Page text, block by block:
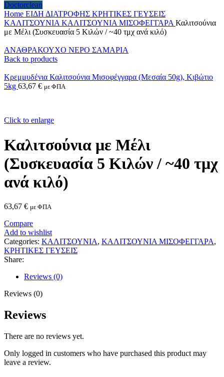
Doctorclean
Home ΕΙΔΗ ΔΙΑΤΡΟΦΗΣ ΚΡΗΤΙΚΕΣ ΓΕΥΣΕΙΣ
ΚΑΛΙΤΣΟΥΝΙΑ ΚΑΛΙΤΣΟΥΝΙΑ ΜΙΣΟΦΕΓΓΑΡΑ Καλιτσούνια
με Μέλι (Συσκευασία 5 Κιλών / ~40 τμχ ανά κιλό)
ΑΝΑΘΡΑΚΟΥΧΟ ΝΕΡΟ ΣΑΜΑΡΙΑ
Back to products
Κρεμμυδένια Καλιτσούνια Μισοφέγγαρα (Μεσαία 50g), Κιβώτιο
5kg 63,67 € με ΦΠΑ
Click to enlarge
Καλιτσούνια με Μέλι
(Συσκευασία 5 Κιλών / ~40 τμχ
ανά κιλό)
63,67 € με ΦΠΑ
Compare
Add to wishlist
Categories: ΚΑΛΙΤΣΟΥΝΙΑ, ΚΑΛΙΤΣΟΥΝΙΑ ΜΙΣΟΦΕΓΓΑΡΑ,
ΚΡΗΤΙΚΕΣ ΓΕΥΣΕΙΣ
Share:
Reviews (0)
Reviews (0)
Reviews
There are no reviews yet.
Only logged in customers who have purchased this product may
leave a review.